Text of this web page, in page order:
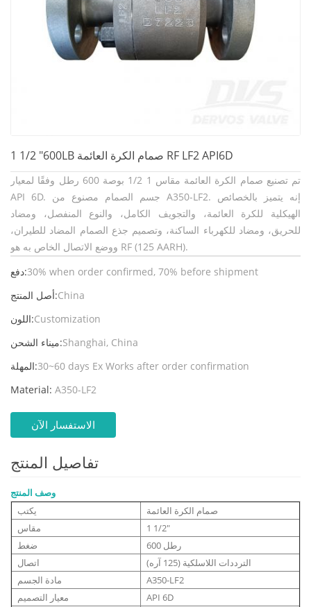
1 1/2 "600LB صمام الكرة العائمة RF LF2 API6D
تم تصنيع صمام الكرة العائمة مقاس 1 1/2 بوصة 600 رطل وفقًا لمعيار
API 6D. جسم الصمام مصنوع من A350-LF2. إنه يتميز بالخصائص
الهيكلية للكرة العائمة، والتجويف الكامل، والنوع المنفصل، ومضاد
للحريق، ومضاد للكهرباء الساكنة، وتصميم جذع الصمام المضاد للطيران،
ووضع الاتصال الخاص به هو RF (125 AARH).
دفع:30% when order confirmed, 70% before shipment
أصل المنتج:China
اللون:Customization
ميناء الشحن:Shanghai, China
المهلة:30~60 days Ex Works after order confirmation
Material: A350-LF2
الاستفسار الآن
تفاصيل المنتج
وصف المنتج
يكتب
صمام الكرة العائمة
مقاس
1 1/2"
ضغط
600 رطل
اتصال
الترددات اللاسلكية (125 آره)
مادة الجسم
A350-LF2
معيار التصميم
API 6D